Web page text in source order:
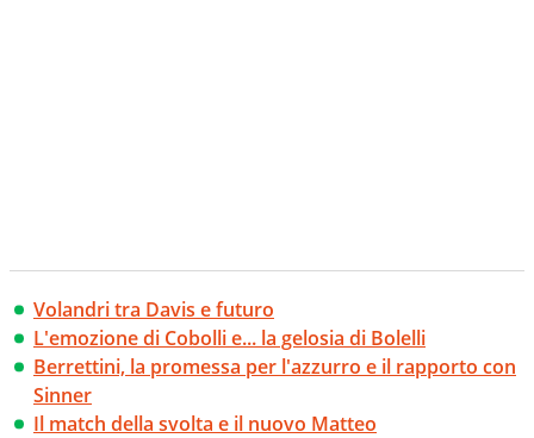
Volandri tra Davis e futuro
L'emozione di Cobolli e... la gelosia di Bolelli
Berrettini, la promessa per l'azzurro e il rapporto con
Sinner
Il match della svolta e il nuovo Matteo